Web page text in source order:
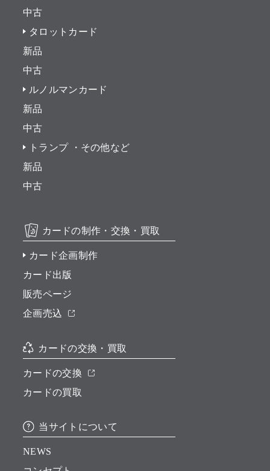
中古
タロットカード
新品
中古
ルノルマンカード
新品
中古
トランプ ・その他など
新品
中古
カードの制作・交換・買取
カード企画制作
カード出版
販売ページ
企画売込
カードの交換・買取
カードの交換
カードの買取
当サイトについて
NEWS